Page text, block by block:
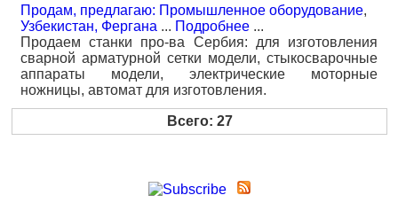
Продам, предлагаю: Промышленное оборудование,
Узбекистан, Фергана ... Подробнее ...
Продаем станки про-ва Сербия: для изготовления
сварной арматурной сетки модели, стыкосварочные
аппараты модели, электрические моторные
ножницы, автомат для изготовления.
Всего: 27